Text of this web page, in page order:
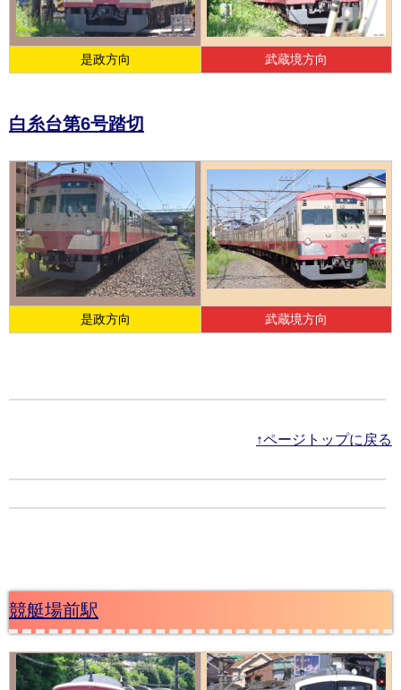
是政方向 武蔵境方向
白糸台第6号踏切
是政方向 武蔵境方向
↑ページトップに戻る
競艇場前駅